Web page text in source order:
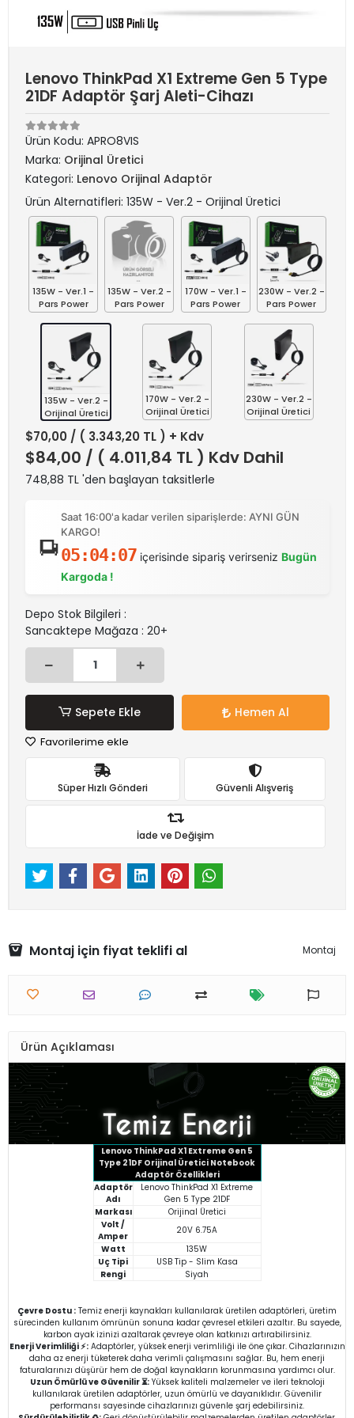
Lenovo ThinkPad X1 Extreme Gen 5 Type
21DF Adaptör Şarj Aleti-Cihazı
Ürün Kodu: APRO8VIS
Marka: Orijinal Üretici
Kategori: Lenovo Orijinal Adaptör
Ürün Alternatifleri: 135W - Ver.2 - Orijinal Üretici
135W - Ver.1 -
Pars Power
135W - Ver.2 -
Pars Power
170W - Ver.1 -
Pars Power
230W - Ver.2 -
Pars Power
135W - Ver.2 -
Orijinal Üretici
170W - Ver.2 -
Orijinal Üretici
230W - Ver.2 -
Orijinal Üretici
$70,00 / ( 3.343,20 TL ) + Kdv
$84,00 / ( 4.011,84 TL ) Kdv Dahil
748,88 TL 'den başlayan taksitlerle
Saat 16:00'a kadar verilen siparişlerde: AYNI GÜN
KARGO!
05:04:07 içerisinde sipariş verirseniz Bugün
Kargoda !
Depo Stok Bilgileri :
Sancaktepe Mağaza : 20+
Sepete Ekle Hemen Al
Favorilerime ekle
Süper Hızlı Gönderi Güvenli Alışveriş
İade ve Değişim
Montaj için fiyat teklifi al Montaj
Ürün Açıklaması
Lenovo ThinkPad X1 Extreme Gen 5
Type 21DF Orijinal Üretici Notebook
Adaptör Özellikleri
Adaptör
Adı
Lenovo ThinkPad X1 Extreme
Gen 5 Type 21DF
Markası
Orijinal Üretici
Volt /
Amper
20V 6.75A
Watt
135W
Uç Tipi
USB Tip - Slim Kasa
Rengi
Siyah
Çevre Dostu : Temiz enerji kaynakları kullanılarak üretilen adaptörleri, üretim
sürecinden kullanım ömrünün sonuna kadar çevresel etkileri azaltır. Bu sayede,
karbon ayak izinizi azaltarak çevreye olan katkınızı artırabilirsiniz.
Enerji Verimliliği ⚡:Adaptörler, yüksek enerji verimliliği ile öne çıkar. Cihazlarınızın
daha az enerji tüketerek daha verimli çalışmasını sağlar. Bu, hem enerji
faturalarınızı düşürür hem de doğal kaynakların korunmasına yardımcı olur.
Uzun Ömürlü ve Güvenilir ⏳:Yüksek kaliteli malzemeler ve ileri teknoloji
kullanılarak üretilen adaptörler, uzun ömürlü ve dayanıklıdır. Güvenilir
performansı sayesinde cihazlarınızı güvenle şarj edebilirsiniz.